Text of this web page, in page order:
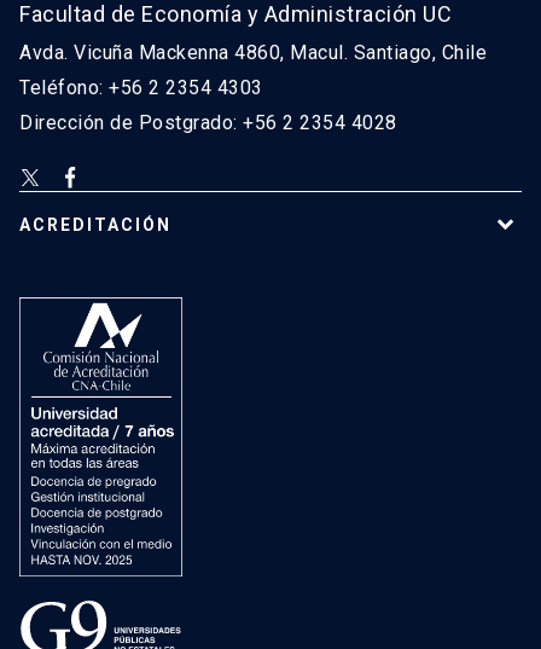
Facultad de Economía y Administración UC
Avda. Vicuña Mackenna 4860, Macul. Santiago, Chile
Teléfono: +56 2 2354 4303
Dirección de Postgrado: +56 2 2354 4028
ACREDITACIÓN